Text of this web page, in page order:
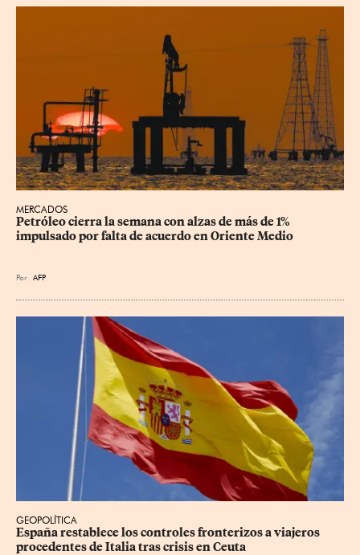
MERCADOS
Petróleo cierra la semana con alzas de más de 1%
impulsado por falta de acuerdo en Oriente Medio
Por AFP
GEOPOLÍTICA
España restablece los controles fronterizos a viajeros
procedentes de Italia tras crisis en Ceuta